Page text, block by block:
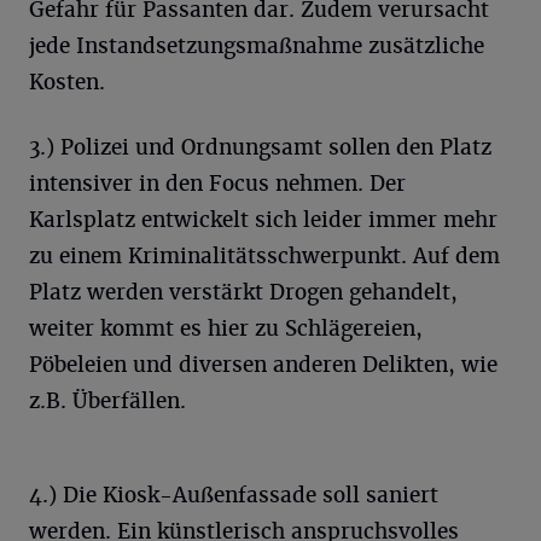
Gefahr für Passanten dar. Zudem verursacht
jede Instandsetzungsmaßnahme zusätzliche
Kosten.
3.) Polizei und Ordnungsamt sollen den Platz
intensiver in den Focus nehmen. Der
Karlsplatz entwickelt sich leider immer mehr
zu einem Kriminalitätsschwerpunkt. Auf dem
Platz werden verstärkt Drogen gehandelt,
weiter kommt es hier zu Schlägereien,
Pöbeleien und diversen anderen Delikten, wie
z.B. Überfällen.
4.) Die Kiosk-Außenfassade soll saniert
werden. Ein künstlerisch anspruchsvolles